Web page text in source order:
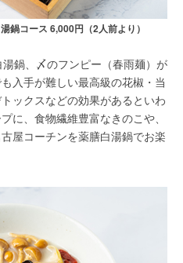
鍋コース 6,000円（2人前より）
鍋、〆のフンピー（春雨麺）が
入手が難しい最高級の花椒・当
ックスなどの効果があるといわ
に、食物繊維豊富なきのこや、
屋コーチンを薬膳白湯鍋でお楽